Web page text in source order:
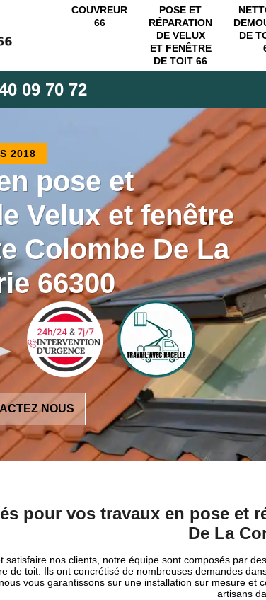
COUVREUR
66
POSE ET
RÉPARATION
DE VELUX
ET FENÊTRE
DE TOIT 66
DE
09 70 72
2018
pose et
Velux et fenêtre
Colombe De La
66300
NOUS
pour vos travaux en pose et
De La
satisfaire nos clients, notre équipe sont composés par
de toit. Ils ont concrétisé de nombreuses demandes
vous garantissons sur une installation sur mesure et
artisans